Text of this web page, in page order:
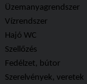
Üzemanyagrendszer
Vízrendszer
Hajó WC
Szellőzés
Fedélzet, bútor
Szerelvények, veretek